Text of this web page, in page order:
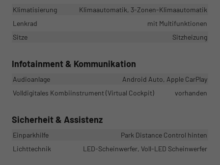
Klimatisierung
Klimaautomatik, 3-Zonen-Klimaautomatik
Lenkrad
mit Multifunktionen
Sitze
Sitzheizung
Infotainment & Kommunikation
Audioanlage
Android Auto, Apple CarPlay
Volldigitales Kombiinstrument (Virtual Cockpit)
vorhanden
Sicherheit & Assistenz
Einparkhilfe
Park Distance Control hinten
Lichttechnik
LED-Scheinwerfer, Voll-LED Scheinwerfer